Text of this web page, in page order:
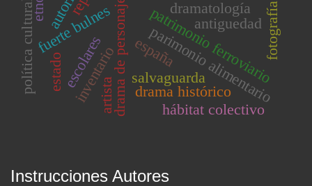
escolares parimonio alimentario
patrimonio ferroviario
dramatología
drama de personajes drama histórico
fuerte bulnes
salvaguarda
antiguedad
inventario
estado
política cultural fotografía
españa
hábitat colectivo
artista
Instrucciones Autores